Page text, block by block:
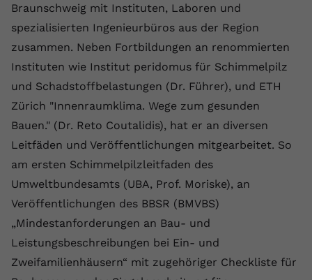
Braunschweig mit Instituten, Laboren und
spezialisierten Ingenieurbüros aus der Region
zusammen. Neben Fortbildungen an renommierten
Instituten wie Institut peridomus für Schimmelpilz
und Schadstoffbelastungen (Dr. Führer), und ETH
Zürich "Innenraumklima. Wege zum gesunden
Bauen." (Dr. Reto Coutalidis), hat er an diversen
Leitfäden und Veröffentlichungen mitgearbeitet. So
am ersten Schimmelpilzleitfaden des
Umweltbundesamts (UBA, Prof. Moriske), an
Veröffentlichungen des BBSR (BMVBS)
„Mindestanforderungen an Bau- und
Leistungsbeschreibungen bei Ein- und
Zweifamilienhäusern“ mit zugehöriger Checkliste für